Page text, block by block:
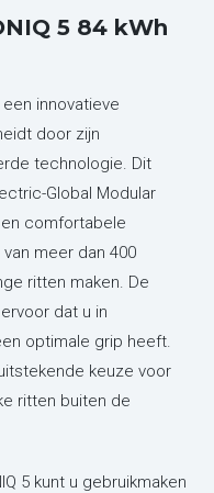
5 84 kWh
een innovatieve
door zijn
technologie. Dit
Global Modular
en comfortabele
meer dan 400
ritten maken. De
dat u in
optimale grip heeft.
keuze voor
ritten buiten de
5 kunt u gebruikmaken